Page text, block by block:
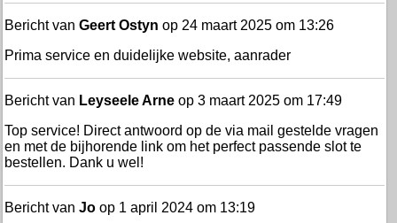
Bericht van Geert Ostyn op 24 maart 2025 om 13:26
Prima service en duidelijke website, aanrader
Bericht van Leyseele Arne op 3 maart 2025 om 17:49
Top service! Direct antwoord op de via mail gestelde vragen
en met de bijhorende link om het perfect passende slot te
bestellen. Dank u wel!
Bericht van Jo op 1 april 2024 om 13:19